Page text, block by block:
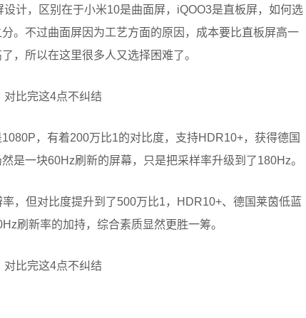
计，区别在于小米10是曲面屏，iQOO3是直板屏，如何选
。不过曲面屏因为工艺方面的原因，成本要比直板屏高一
，所以在这里很多人又选择困难了。
，有着200万比1的对比度，支持HDR10+，获得德国
是一块60Hz刷新的屏幕，只是把采样率升级到了180Hz。
，但对比度提升到了500万比1，HDR10+、德国莱茵低蓝
刷新率的加持，综合素质显然更胜一筹。